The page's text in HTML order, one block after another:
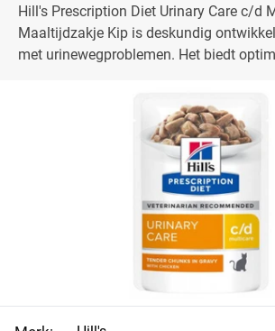
Hill's Prescription Diet Urinary Care c/d
Maaltijdzakje Kip is deskundig
met urinewegproblemen. Het biedt